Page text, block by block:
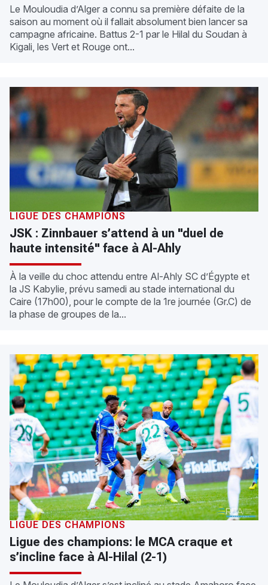
Le Mouloudia d’Alger a connu sa première défaite de la
saison au moment où il fallait absolument bien lancer sa
campagne africaine. Battus 2-1 par le Hilal du Soudan à
Kigali, les Vert et Rouge ont...
LIGUE DES CHAMPIONS
JSK : Zinnbauer s’attend à un "duel de
haute intensité" face à Al-Ahly
À la veille du choc attendu entre Al-Ahly SC d’Égypte et
la JS Kabylie, prévu samedi au stade international du
Caire (17h00), pour le compte de la 1re journée (Gr.C) de
la phase de groupes de la...
LIGUE DES CHAMPIONS
Ligue des champions: le MCA craque et
s’incline face à Al-Hilal (2-1)